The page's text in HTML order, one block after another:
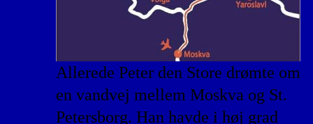
Allerede Peter den Store drømte om
en vandvej mellem Moskva og St.
Petersborg. Han havde i høj grad